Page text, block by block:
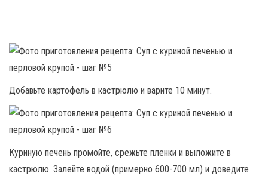
Добавьте картофель в кастрюлю и варите 10 минут.
Куриную печень промойте, срежьте пленки и выложите в
кастрюлю. Залейте водой (примерно 600-700 мл) и доведите